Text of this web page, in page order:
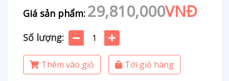
Giá sản phẩm: 29,810,000VNĐ
Số lượng:
Thêm vào giỏ Tới giỏ hàng